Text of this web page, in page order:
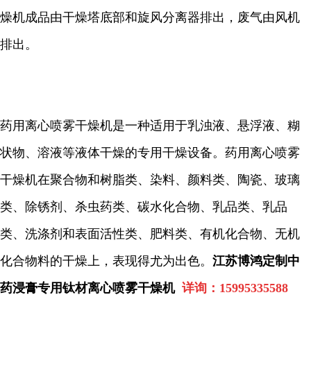
燥机成品由干燥塔底部和旋风分离器排出，废气由风机
排出。
药用离心喷雾干燥机是一种适用于乳浊液、悬浮液、糊
状物、溶液等液体干燥的专用干燥设备。药用离心喷雾
干燥机在聚合物和树脂类、染料、颜料类、陶瓷、玻璃
类、除锈剂、杀虫药类、碳水化合物、乳品类、乳品
类、洗涤剂和表面活性类、肥料类、有机化合物、无机
化合物料的干燥上，表现得尤为出色。 江苏博鸿定制中
药浸膏专用钛材离心喷雾干燥机 详询： 15995335588